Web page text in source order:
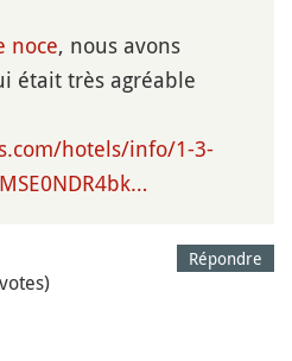
noce, nous avons
était très agréable
hotels/info/1-3-
Répondre